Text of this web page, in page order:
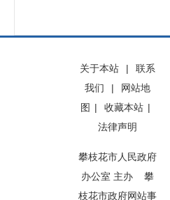
关于本站 |
联系
我们
|
网站地
图 | 收藏本站 |
法律声明
攀枝花市人民政府
办公室 主办 攀
枝花市政府网站事